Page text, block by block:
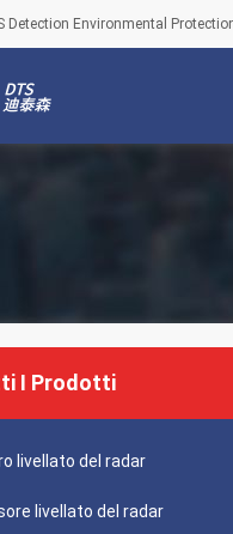
Detection Environmental
I Prodotti
livellato del radar
livellato del radar